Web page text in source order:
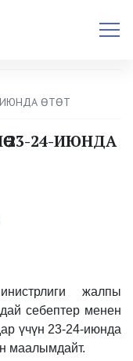
ИЮНДА ӨТӨТ
23-24-ИЮНДА
жалпы
себептер менен
үчүн 23-24-июнда
маалымдайт.